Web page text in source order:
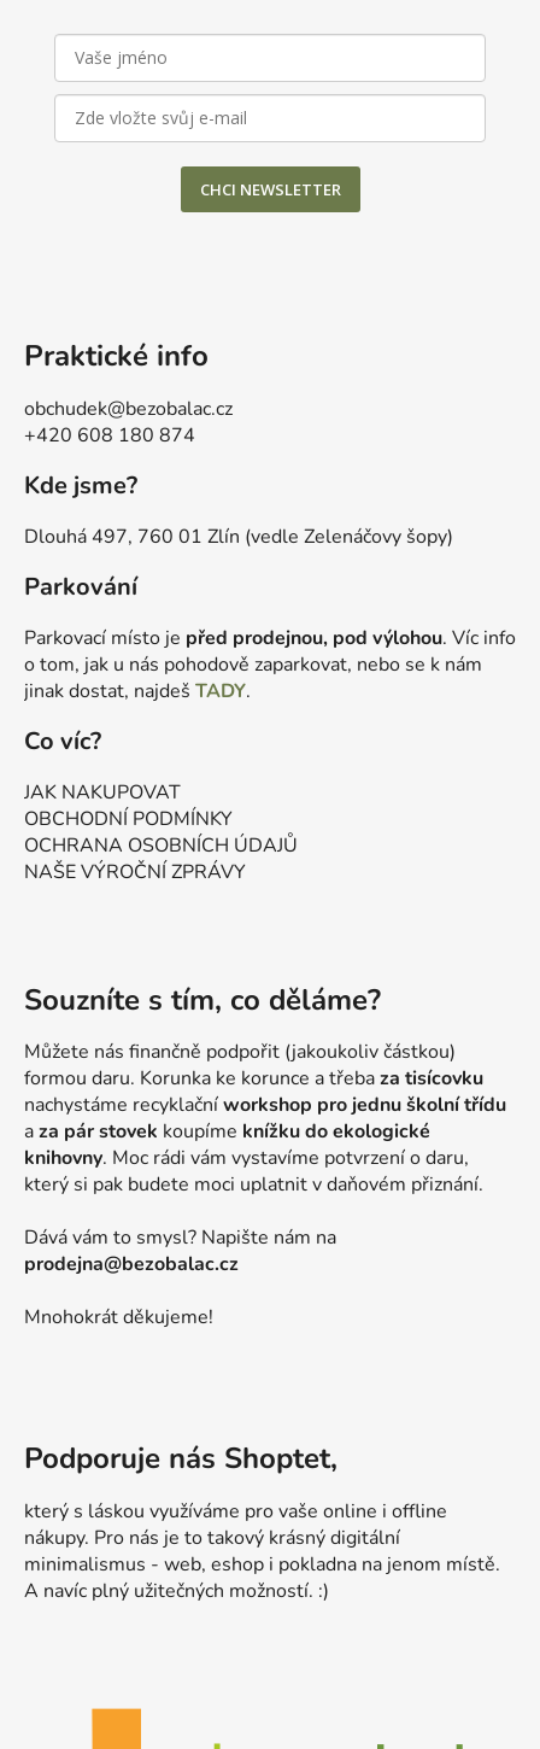
CHCI NEWSLETTER
Praktické info
obchudek@bezobalac.cz
+420 608 180 874
Kde jsme?
Dlouhá 497, 760 01 Zlín (vedle Zelenáčovy šopy)
Parkování
Parkovací místo je před prodejnou, pod výlohou. Víc info
o tom, jak u nás pohodově zaparkovat, nebo se k nám
jinak dostat, najdeš TADY.
Co víc?
JAK NAKUPOVAT
OBCHODNÍ PODMÍNKY
OCHRANA OSOBNÍCH ÚDAJŮ
NAŠE VÝROČNÍ ZPRÁVY
Souzníte s tím, co děláme?
Můžete nás finančně podpořit (jakoukoliv částkou)
formou daru. Korunka ke korunce a třebaza tisícovku
nachystáme recyklačníworkshop pro jednu školní třídu
aza pár stovek koupíme knížku do ekologické
knihovny. Moc rádi vám vystavíme potvrzení o daru,
který si pak budete moci uplatnit v daňovém přiznání.
Dává vám to smysl? Napište nám na
prodejna@bezobalac.cz
Mnohokrát děkujeme!
Podporuje nás Shoptet,
který s láskou využíváme pro vaše online i offline
nákupy. Pro nás je to takový krásný digitální
minimalismus - web, eshop i pokladna na jenom místě.
A navíc plný užitečných možností. :)